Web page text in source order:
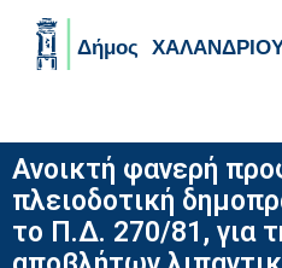
Ανοικτή φανερή
πλειοδοτική
το Π.Δ. 270/81, για